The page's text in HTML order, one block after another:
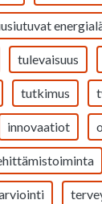
tulevaisuus
tutkimus
innovaatiot